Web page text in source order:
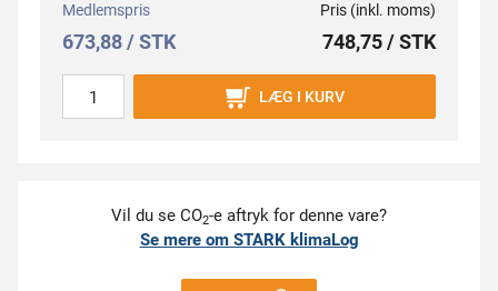
Medlemspris
673,88 / STK
Pris (inkl. moms)
748,75 / STK
LÆG I KURV
Vil du se CO2-e aftryk for denne vare?
Se mere om STARK klimaLog